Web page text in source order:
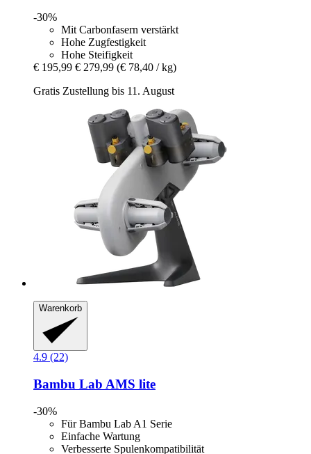
-30%
Mit Carbonfasern verstärkt
Hohe Zugfestigkeit
Hohe Steifigkeit
€ 195,99 € 279,99 (€ 78,40 / kg)
Gratis Zustellung bis 11. August
Warenkorb
4.9 (22)
Bambu Lab AMS lite
-30%
Für Bambu Lab A1 Serie
Einfache Wartung
Verbesserte Spulenkompatibilität